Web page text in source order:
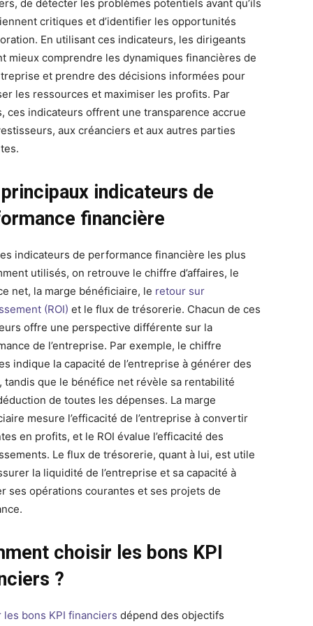
de détecter les problèmes potentiels avant qu’ils
critiques et d’identifier les opportunités
En utilisant ces indicateurs, les dirigeants
mieux comprendre les dynamiques financières de
et prendre des décisions informées pour
les ressources et maximiser les profits. Par
ces indicateurs offrent une transparence accrue
aux créanciers et aux autres parties
indicateurs de
financière
indicateurs de performance financière les plus
utilisés, on retrouve le chiffre d’affaires, le
net, la marge bénéficiaire, le retour sur
(ROI) et le flux de trésorerie. Chacun de ces
offre une perspective différente sur la
de l’entreprise. Par exemple, le chiffre
indique la capacité de l’entreprise à générer des
tandis que le bénéfice net révèle sa rentabilité
de toutes les dépenses. La marge
mesure l’efficacité de l’entreprise à convertir
en profits, et le ROI évalue l’efficacité des
Le flux de trésorerie, quant à lui, est utile
la liquidité de l’entreprise et sa capacité à
ses opérations courantes et ses projets de
choisir les bons KPI
?
les bons KPI financiers dépend des objectifs